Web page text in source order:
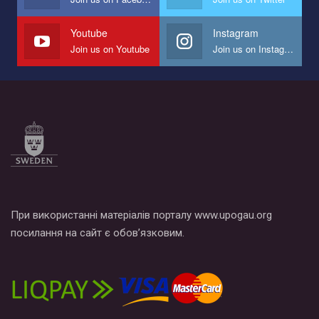
наш план по борьбе с насилием и дискриминацией на почве
СОГИ в Украине.
Все, что вам нужно сделать - это зайти на наш канал YouTube
по этой ссылке и поставить лайк под видео.
Youtube
Join us on Youtube
Instagram
Join us on Instagram
При використанні матеріалів порталу www.upogau.org
посилання на сайт є обов’язковим.